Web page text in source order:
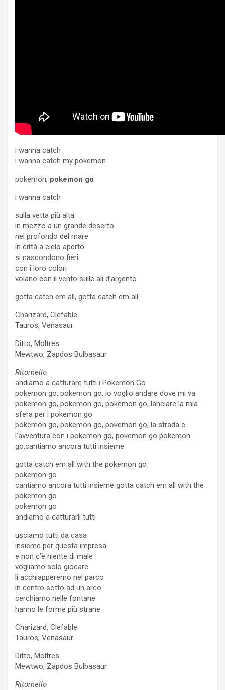
i wanna catch
i wanna catch my pokemon
pokemon, pokemon go
i wanna catch
sulla vetta più alta
in mezzo a un grande deserto
nel profondo del mare
in città a cielo aperto
si nascondono fieri
con i loro colori
volano con il vento sulle ali d’argento
gotta catch em all, gotta catch em all
Charizard, Clefable
Tauros, Venasaur
Ditto, Moltres
Mewtwo, Zapdos Bulbasaur
Ritornello
andiamo a catturare tutti i Pokemon Go
pokemon go, pokemon go, io voglio andare dove mi va
pokemon go, pokemon go, pokemon go, lanciare la mia
sfera per i pokemon go
pokemon go, pokemon go, pokemon go, la strada e
l’avventura con i pokemon go, pokemon go pokemon
go,cantiamo ancora tutti insieme
gotta catch em all with the pokemon go
pokemon go
cantiamo ancora tutti insieme gotta catch em all with the
pokemon go
pokemon go
andiamo a catturarli tutti
usciamo tutti da casa
insieme per questa impresa
e non c’è niente di male
vogliamo solo giocare
li acchiapperemo nel parco
in centro sotto ad un arco
cerchiamo nelle fontane
hanno le forme più strane
Charizard, Clefable
Tauros, Venasaur
Ditto, Moltres
Mewtwo, Zapdos Bulbasaur
Ritornello